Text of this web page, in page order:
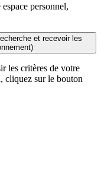
personnel,
et recevoir les
les critères de votre
cliquez sur le bouton